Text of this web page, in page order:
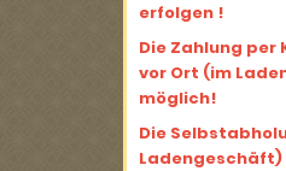
erfolgen !
Die Zahlung per
vor Ort (im
möglich!
Die
Ladengeschäft)